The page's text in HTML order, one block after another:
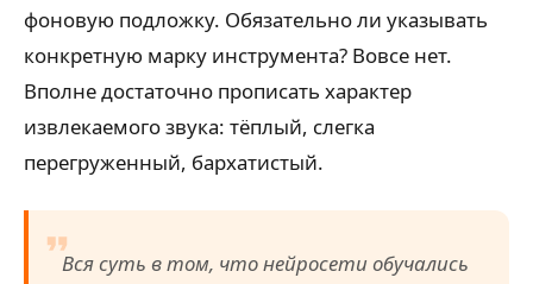
фоновую подложку. Обязательно ли указывать
конкретную марку инструмента? Вовсе нет.
Вполне достаточно прописать характер
извлекаемого звука: тёплый, слегка
перегруженный, бархатистый.
Вся суть в том, что нейросети обучались